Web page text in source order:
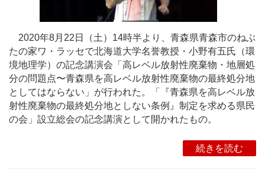
2020年8月22日（土）14時半より、青森県青森市のねぶ
たの家ワ・ラッセで北海道大学名誉教授・小野有五氏（環
境地理学）の記念講演会「高レベル放射性廃棄物・地層処
分の問題点〜青森県を高レベル放射性廃棄物の最終処分地
としてはならない」が行われた。「『青森県を高レベル放
射性廃棄物の最終処分地としない条例』制定を求める県民
の会」設立総会の記念講演として開かれたもの。
続きを読む